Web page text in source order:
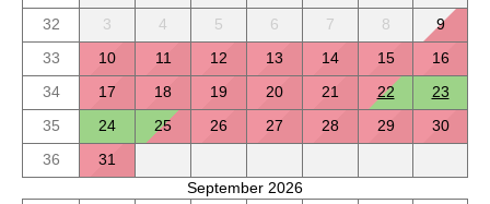
32
3 4 5 6 7 8
9
33
10 11 12 13 14 15
16
34
17 18 19 20 21 22
23
35
24 25 26 27 28 29
30
36
31
September 2026